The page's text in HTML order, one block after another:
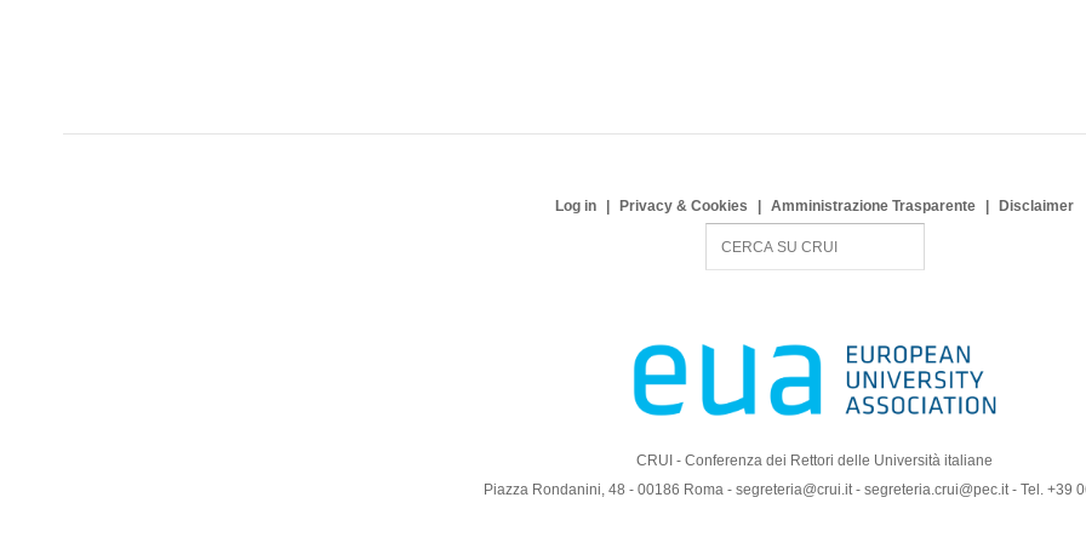
Log in Privacy & Cookies Amministrazione Trasparente Disclaimer
CRUI - Conferenza dei Rettori delle Università italiane
Piazza Rondanini, 48 - 00186 Roma - segreteria@crui.it - segreteria.crui@pec.it - Tel. +39